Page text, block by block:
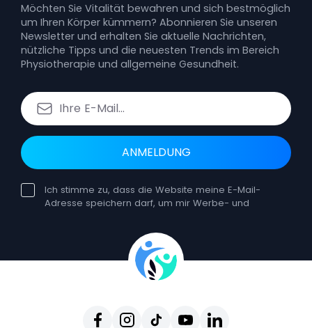
Möchten Sie Vitalität bewahren und sich bestmöglich
um Ihren Körper kümmern? Abonnieren Sie unseren
Newsletter und erhalten Sie aktuelle Nachrichten,
nützliche Tipps und die neuesten Trends im Bereich
Physiotherapie und allgemeine Gesundheit.
ANMELDUNG
Ich stimme zu, dass die Website meine E-Mail-
Adresse speichern darf, um mir Werbe- und
kann jederzeit widerrufen werden. Ein solcher
Widerruf hat keine Auswirkungen auf die
Rechtmäßigkeit der Verarbeitung, die auf der
Einwilligung vor dem Widerruf beruht. Sie können
sich jederzeit vom Erhalt unserer E-Mails
Widerruf Ihrer Einwilligung erhalten Sie keine